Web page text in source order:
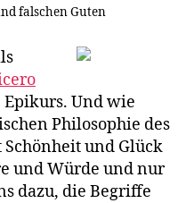
falschen Guten
Und wie
Philosophie des
und Glück
und Würde und nur
dazu, die Begriffe